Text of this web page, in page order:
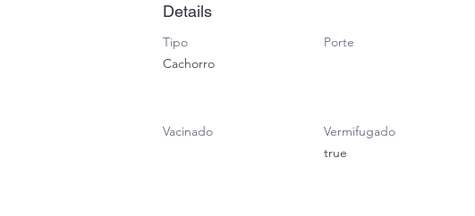
Details
Tipo
Cachorro
Porte
Vacinado
Vermifugado
true